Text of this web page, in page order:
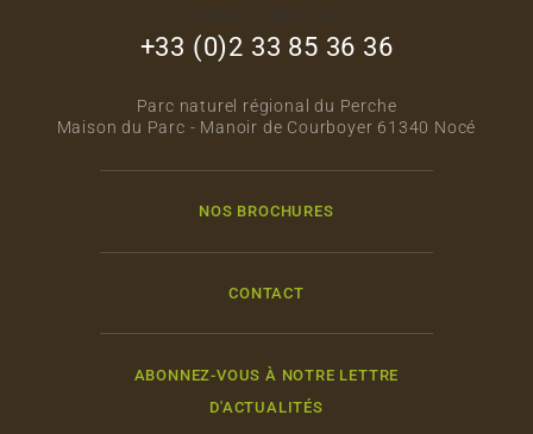
+33 (0)2 33 85 36 36
Parc naturel régional du Perche
Maison du Parc - Manoir de Courboyer 61340 Nocé
NOS BROCHURES
CONTACT
ABONNEZ-VOUS À NOTRE LETTRE
D'ACTUALITÉS